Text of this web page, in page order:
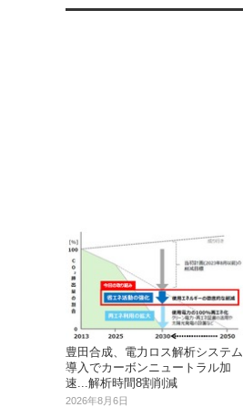
豊田合成、電力ロス解析システム
導入でカーボンニュートラル加
速...解析時間8割削減
2026年8月6日